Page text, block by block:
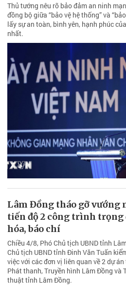
Thủ tướng nêu rõ bảo đảm an ninh
đồng bộ giữa “bảo vệ hệ thống” và
lấy sự an toàn, bình yên, hạnh phúc
nhất.
Lâm Đồng tháo gỡ vướng
tiến độ 2 công trình
hóa, báo chí
Chiều 4/8, Phó Chủ tịch UBND tỉnh
Chủ tịch UBND tỉnh Đinh Văn Tuấn
việc với các đơn vị liên quan về 2 dự
Phát thanh, Truyền hình Lâm Đồng và
thuật tỉnh Lâm Đồng.